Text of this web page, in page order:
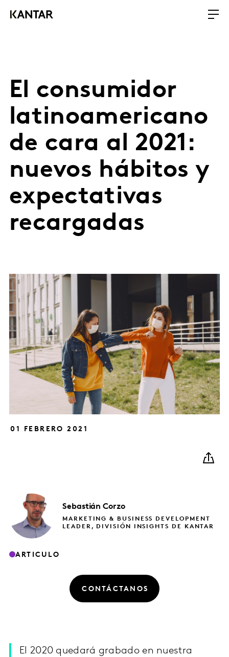
El consumidor
latinoamericano
de cara al 2021:
nuevos hábitos y
expectativas
recargadas
01 FEBRERO 2021
Sebastián Corzo
MARKETING & BUSINESS DEVELOPMENT
LEADER, DIVISIÓN INSIGHTS DE KANTAR
ARTICULO
CONTÁCTANOS
El 2020 quedará grabado en nuestra